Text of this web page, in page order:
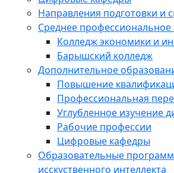
Направления подготовки и
Среднее
Колледж экономики и
Барышский колледж
Дополнительное
Повышение
Профессиональная
Углубленное изучение
Рабочие профессии
Цифровые кафедры
Образовательные
исскуственного интеллекта